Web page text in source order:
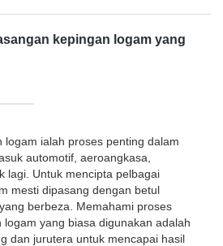
kepingan logam yang
logam ialah proses penting dalam
automotif, aeroangkasa,
lagi. Untuk mencipta pelbagai
mesti dipasang dengan betul
berbeza. Memahami proses
logam yang biasa digunakan adalah
dan jurutera untuk mencapai hasil